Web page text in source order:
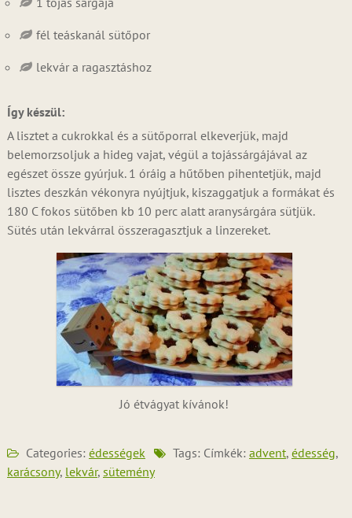
fél teáskanál sütőpor
lekvár a ragasztáshoz
Így készül:
A lisztet a cukrokkal és a sütőporral elkeverjük, majd
belemorzsoljuk a hideg vajat, végül a tojássárgájával az
egészet össze gyúrjuk. 1 óráig a hűtőben pihentetjük, majd
lisztes deszkán vékonyra nyújtjuk, kiszaggatjuk a formákat és
180 C fokos sütőben kb 10 perc alatt aranysárgára sütjük.
Sütés után lekvárral összeragasztjuk a linzereket.
Jó étvágyat kívánok!
Categories: édességek Tags: Címkék: advent, édesség,
karácsony, lekvár, sütemény